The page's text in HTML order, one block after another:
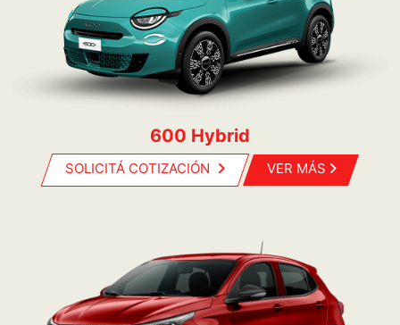
600 Hybrid
SOLICITÁ COTIZACIÓN VER MÁS